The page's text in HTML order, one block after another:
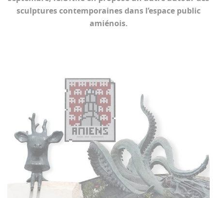
sculptures contemporaines dans l’espace public
amiénois.